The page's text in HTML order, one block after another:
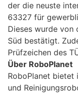
der die neuste
63327 für
Dieses wurde von
Süd bestätigt.
Prüfzeichen des
Über RoboPlanet
RoboPlanet
und